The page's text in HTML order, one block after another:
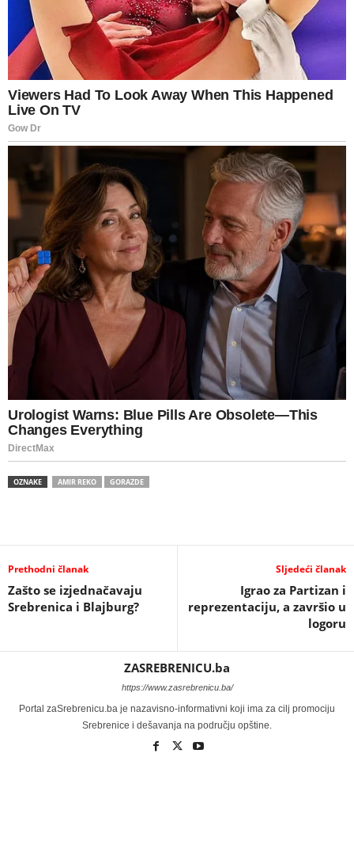
OZNAKE AMIR REKO GORAZDE
Prethodni članak
Zašto se izjednačavaju
Srebrenica i Blajburg?
Sljedeći članak
Igrao za Partizan i
reprezentaciju, a završio u
logoru
ZASREBRENICU.ba
https://www.zasrebrenicu.ba/
Portal zaSrebrenicu.ba je nazavisno-informativni koji ima za cilj promociju
Srebrenice i dešavanja na području opštine.